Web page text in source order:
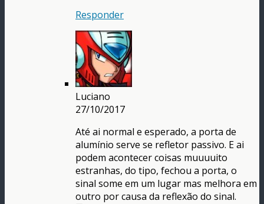
Responder
Luciano
27/10/2017
Até ai normal e esperado, a porta de
alumínio serve se refletor passivo. E ai
podem acontecer coisas muuuuito
estranhas, do tipo, fechou a porta, o
sinal some em um lugar mas melhora em
outro por causa da reflexão do sinal.